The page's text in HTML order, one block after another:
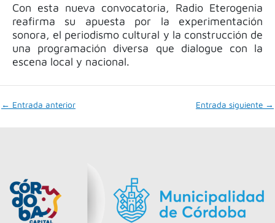
Con esta nueva convocatoria, Radio Eterogenia
reafirma su apuesta por la experimentación
sonora, el periodismo cultural y la construcción de
una programación diversa que dialogue con la
escena local y nacional.
← Entrada anterior Entrada siguiente →